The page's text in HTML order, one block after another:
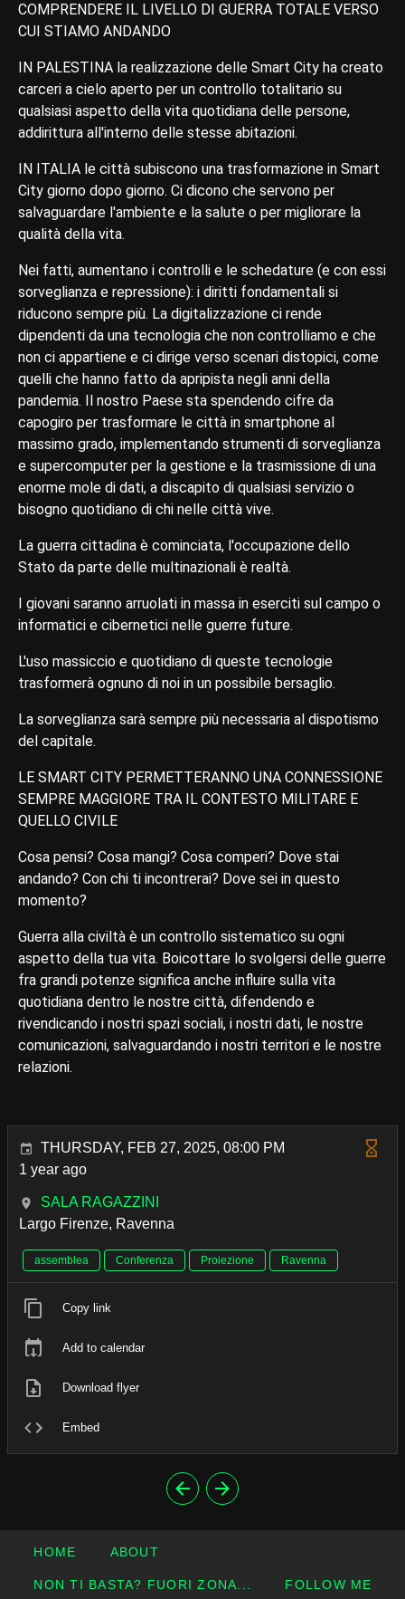
COMPRENDERE IL LIVELLO DI GUERRA TOTALE VERSO
CUI STIAMO ANDANDO
IN PALESTINA la realizzazione delle Smart City ha creato
carceri a cielo aperto per un controllo totalitario su
qualsiasi aspetto della vita quotidiana delle persone,
addirittura all'interno delle stesse abitazioni.
IN ITALIA le città subiscono una trasformazione in Smart
City giorno dopo giorno. Ci dicono che servono per
salvaguardare l'ambiente e la salute o per migliorare la
qualità della vita.
Nei fatti, aumentano i controlli e le schedature (e con essi
sorveglianza e repressione): i diritti fondamentali si
riducono sempre più. La digitalizzazione ci rende
dipendenti da una tecnologia che non controlliamo e che
non ci appartiene e ci dirige verso scenari distopici, come
quelli che hanno fatto da apripista negli anni della
pandemia. Il nostro Paese sta spendendo cifre da
capogiro per trasformare le città in smartphone al
massimo grado, implementando strumenti di sorveglianza
e supercomputer per la gestione e la trasmissione di una
enorme mole di dati, a discapito di qualsiasi servizio o
bisogno quotidiano di chi nelle città vive.
La guerra cittadina è cominciata, l'occupazione dello
Stato da parte delle multinazionali è realtà.
I giovani saranno arruolati in massa in eserciti sul campo o
informatici e cibernetici nelle guerre future.
L'uso massiccio e quotidiano di queste tecnologie
trasformerà ognuno di noi in un possibile bersaglio.
La sorveglianza sarà sempre più necessaria al dispotismo
del capitale.
LE SMART CITY PERMETTERANNO UNA CONNESSIONE
SEMPRE MAGGIORE TRA IL CONTESTO MILITARE E
QUELLO CIVILE
Cosa pensi? Cosa mangi? Cosa comperi? Dove stai
andando? Con chi ti incontrerai? Dove sei in questo
momento?
Guerra alla civiltà è un controllo sistematico su ogni
aspetto della tua vita. Boicottare lo svolgersi delle guerre
fra grandi potenze significa anche influire sulla vita
quotidiana dentro le nostre città, difendendo e
rivendicando i nostri spazi sociali, i nostri dati, le nostre
comunicazioni, salvaguardando i nostri territori e le nostre
relazioni.
THURSDAY, FEB 27, 2025, 08:00 PM
1 year ago
SALA RAGAZZINI
Largo Firenze, Ravenna
assemblea Conferenza Proiezione Ravenna
Copy link
Add to calendar
Download flyer
Embed
HOME ABOUT
NON TI BASTA? FUORI ZONA... FOLLOW ME